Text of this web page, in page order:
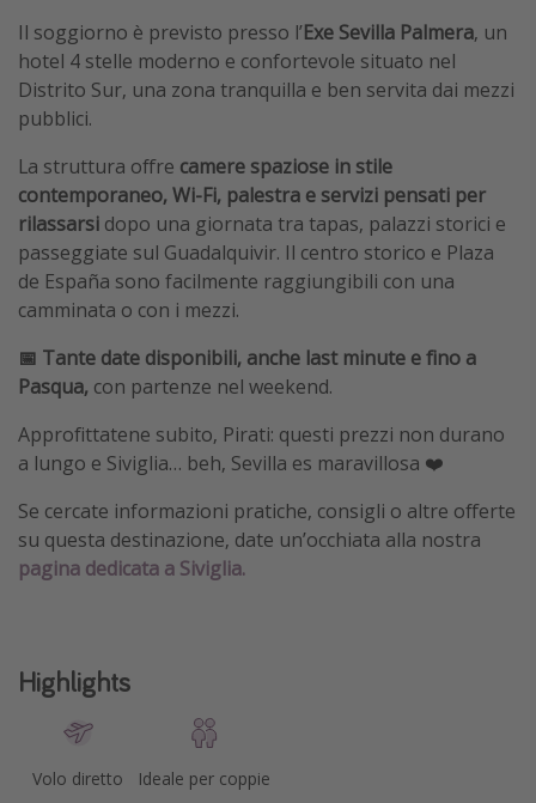
Il soggiorno è previsto presso l’Exe Sevilla Palmera, un
hotel 4 stelle moderno e confortevole situato nel
Distrito Sur, una zona tranquilla e ben servita dai mezzi
pubblici.
La struttura offre camere spaziose in stile
contemporaneo, Wi-Fi, palestra e servizi pensati per
rilassarsi dopo una giornata tra tapas, palazzi storici e
passeggiate sul Guadalquivir. Il centro storico e Plaza
de España sono facilmente raggiungibili con una
camminata o con i mezzi.
📅 Tante date disponibili, anche last minute e fino a
Pasqua, con partenze nel weekend.
Approfittatene subito, Pirati: questi prezzi non durano
a lungo e Siviglia… beh, Sevilla es maravillosa ❤️
Se cercate informazioni pratiche, consigli o altre offerte
su questa destinazione, date un’occhiata alla nostra
pagina dedicata a Siviglia.
Highlights
Volo diretto Ideale per coppie